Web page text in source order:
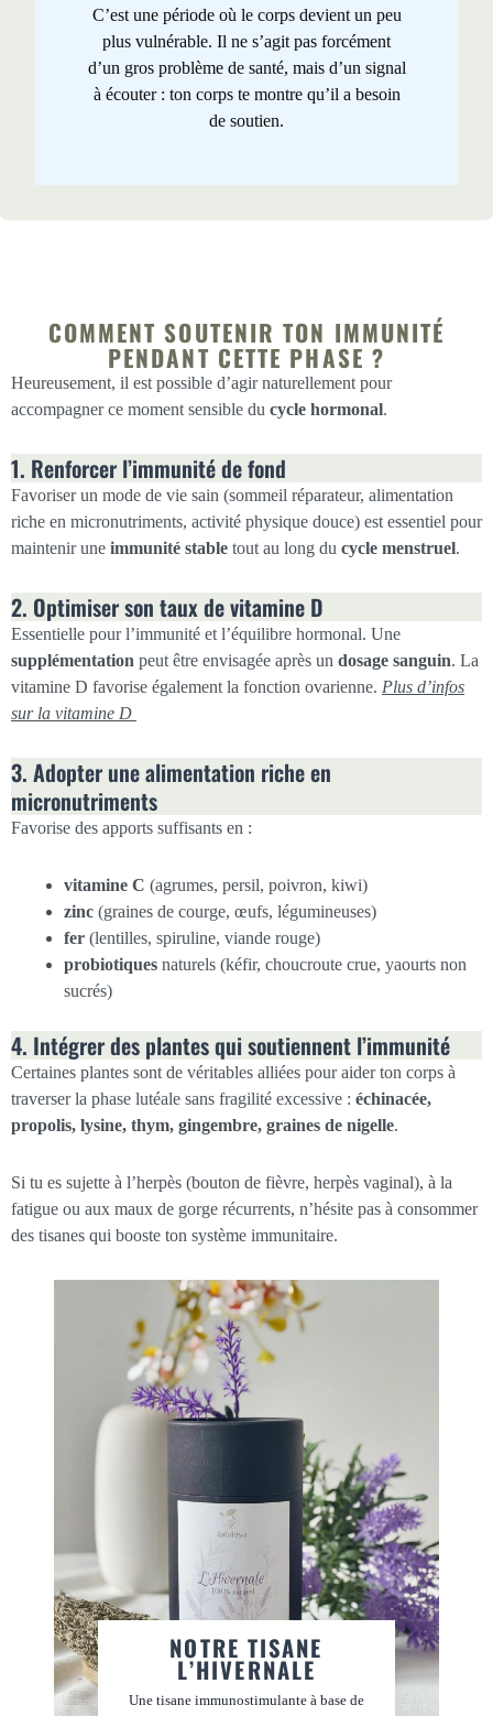
C’est une période où le corps devient un peu
plus vulnérable. Il ne s’agit pas forcément
d’un gros problème de santé, mais d’un signal
à écouter : ton corps te montre qu’il a besoin
de soutien.
COMMENT SOUTENIR TON IMMUNITÉ
PENDANT CETTE PHASE ?
Heureusement, il est possible d’agir naturellement pour
accompagner ce moment sensible du cycle hormonal.
1. Renforcer l’immunité de fond
Favoriser un mode de vie sain (sommeil réparateur, alimentation
riche en micronutriments, activité physique douce) est essentiel pour
maintenir une immunité stable tout au long du cycle menstruel.
2. Optimiser son taux de vitamine D
Essentielle pour l’immunité et l’équilibre hormonal. Une
supplémentation peut être envisagée après un dosage sanguin. La
vitamine D favorise également la fonction ovarienne. Plus d’infos
sur la vitamine D
3. Adopter une alimentation riche en
micronutriments
Favorise des apports suffisants en :
vitamine C (agrumes, persil, poivron, kiwi)
zinc (graines de courge, œufs, légumineuses)
fer (lentilles, spiruline, viande rouge)
probiotiques naturels (kéfir, choucroute crue, yaourts non
sucrés)
4. Intégrer des plantes qui soutiennent l’immunité
Certaines plantes sont de véritables alliées pour aider ton corps à
traverser la phase lutéale sans fragilité excessive : échinacée,
propolis, lysine, thym, gingembre, graines de nigelle.
Si tu es sujette à l’herpès (bouton de fièvre, herpès vaginal), à la
fatigue ou aux maux de gorge récurrents, n’hésite pas à consommer
des tisanes qui booste ton système immunitaire.
NOTRE TISANE
L’HIVERNALE
Une tisane immunostimulante à base de